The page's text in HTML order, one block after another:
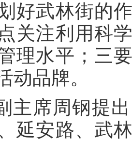
好武林街的
关注利用科
理水平；三
动品牌。
主席周钢提
延安路、武